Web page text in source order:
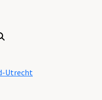
Utrecht